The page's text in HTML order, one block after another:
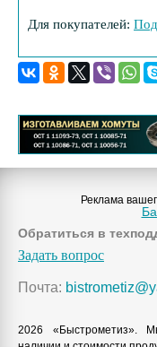
Для покупателей:
Реклама
Обратиться в
Задать вопрос
Почта:
2026 «Быстрометиз».